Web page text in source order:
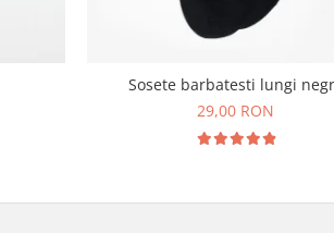
Sosete barbatesti lungi
29,00 RON